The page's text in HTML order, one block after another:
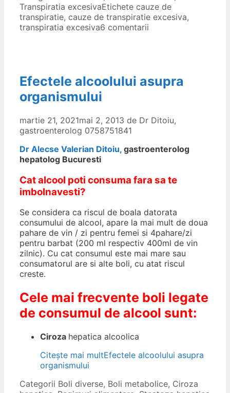
Transpiratia excesivaEtichete cauze de
transpiratie, cauze de transpiratie excesiva,
transpiratia excesiva6 comentarii
Efectele alcoolului asupra
organismului
martie 21, 2021mai 2, 2013 de Dr Ditoiu,
gastroenterolog 0758751841
Dr Alecse Valerian Ditoiu, gastroenterolog
hepatolog Bucuresti
Cat alcool poti consuma fara sa te
imbolnavesti?
Se considera ca riscul de boala datorata
consumului de alcool, apare la mai mult de doua
pahare de vin / zi pentru femei si 4pahare/zi
pentru barbat (200 ml respectiv 400ml de vin
zilnic). Cu cat consumul este mai mare sau
consumatorul are si alte boli, cu atat riscul
creste.
Cele mai frecvente boli legate
de consumul de alcool sunt:
Ciroza hepatica alcoolica
Citește mai multEfectele alcoolului asupra
organismului
Categorii Boli diverse, Boli metabolice, Ciroza